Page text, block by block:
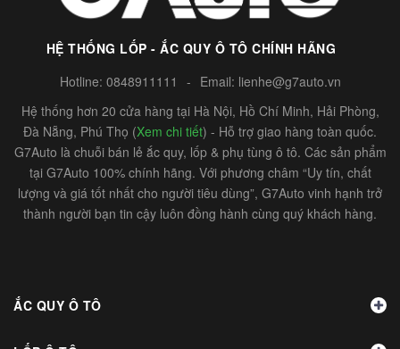
HỆ THỐNG LỐP - ẮC QUY Ô TÔ CHÍNH HÃNG
Hotline: 0848911111 - Email: lienhe@g7auto.vn
Hệ thống hơn 20 cửa hàng tại Hà Nội, Hồ Chí Minh, Hải Phòng,
Đà Nẵng, Phú Thọ (Xem chi tiết) - Hỗ trợ giao hàng toàn quốc.
G7Auto là chuỗi bán lẻ ắc quy, lốp & phụ tùng ô tô. Các sản phẩm
tại G7Auto 100% chính hãng. Với phương châm “Uy tín, chất
lượng và giá tốt nhất cho người tiêu dùng”, G7Auto vinh hạnh trở
thành người bạn tin cậy luôn đồng hành cùng quý khách hàng.
ẮC QUY Ô TÔ